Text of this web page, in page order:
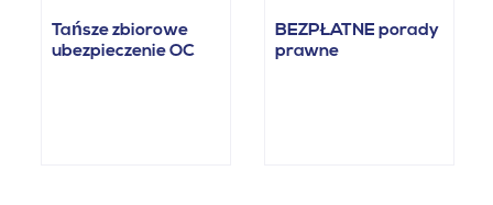
Tańsze zbiorowe
ubezpieczenie OC
BEZPŁATNE porady
prawne